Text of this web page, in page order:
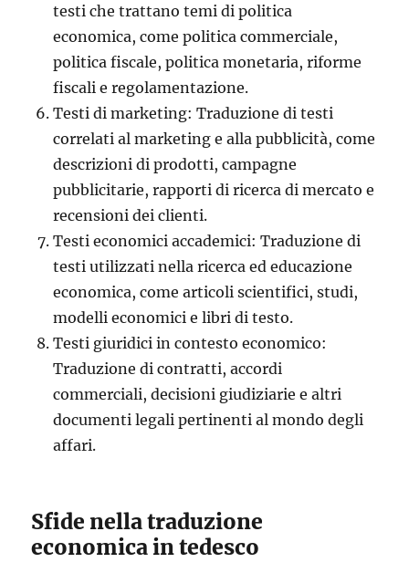
testi che trattano temi di politica
economica, come politica commerciale,
politica fiscale, politica monetaria, riforme
fiscali e regolamentazione.
Testi di marketing: Traduzione di testi
correlati al marketing e alla pubblicità, come
descrizioni di prodotti, campagne
pubblicitarie, rapporti di ricerca di mercato e
recensioni dei clienti.
Testi economici accademici: Traduzione di
testi utilizzati nella ricerca ed educazione
economica, come articoli scientifici, studi,
modelli economici e libri di testo.
Testi giuridici in contesto economico:
Traduzione di contratti, accordi
commerciali, decisioni giudiziarie e altri
documenti legali pertinenti al mondo degli
affari.
Sfide nella traduzione
economica in tedesco